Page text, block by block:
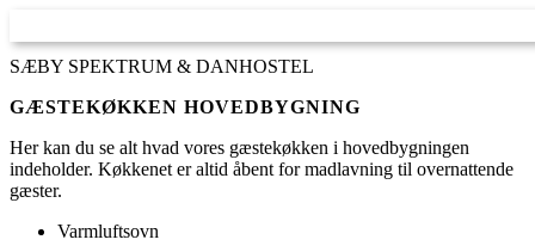
SÆBY SPEKTRUM & DANHOSTEL
GÆSTEKØKKEN HOVEDBYGNING
Her kan du se alt hvad vores gæstekøkken i hovedbygningen
indeholder. Køkkenet er altid åbent for madlavning til overnattende
gæster.
Varmluftsovn